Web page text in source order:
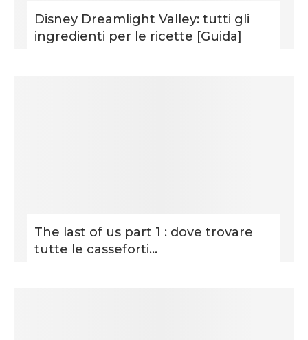
Disney Dreamlight Valley: tutti gli
ingredienti per le ricette [Guida]
The last of us part 1 : dove trovare
tutte le casseforti...